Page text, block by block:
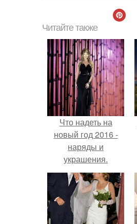
Читайте также
Что надеть на
новый год 2016 -
наряды и
украшения.